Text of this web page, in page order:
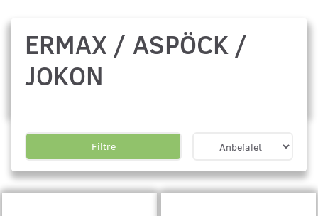
ERMAX / ASPÖCK /
JOKON
Filtre